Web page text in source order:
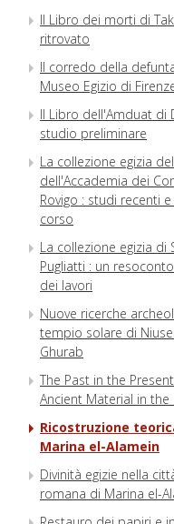
Il Libro dei morti di
ritrovato
Il corredo della
Museo Egizio di
Il Libro dell'Amduat di
studio preliminare
La collezione egizia
dell'Accademia dei
Rovigo : studi recenti
corso
La collezione egizia di
Pugliatti : un
dei lavori
Nuove ricerche
tempio solare di
Ghurab
The Past in the
Ancient Material in the
Ricostruzione
Marina el-Alamein
Divinità egizie nella
romana di Marina el-